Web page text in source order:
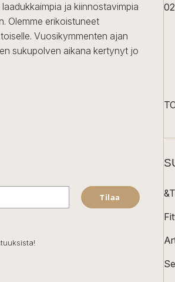
ja kiinnostavimpia
Olemme erikoistuneet
Vuosikymmenten ajan
sukupolven aikana kertynyt jo
Tilaa